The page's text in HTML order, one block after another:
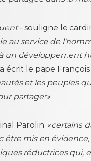
- souligne le
au service de
un développement
a écrit le pape
et les peuples
partager».
Parolin, «certains
être mis en
réductrices qui,